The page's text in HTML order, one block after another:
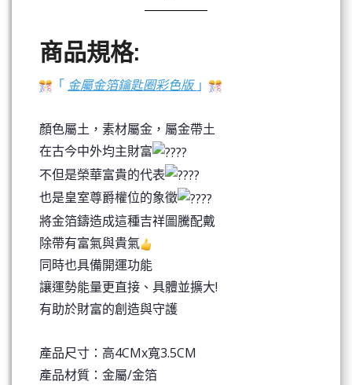
商品規格:
「 金屬金箔鑰匙圈彩色版 」
顏色屬土，素材屬金，屬金帶土
在古今中外均主財富
不但是榮華富貴的代表
也是皇室尊爵權位的象徵
將金箔鑄造成這種吉祥圖騰配戴
除帶有富氣與貴氣
同時也具備開運功能
讓運勢能量更直接、具體並擴大!
有助於財富的創造與守護
產品尺寸：高4CMx寬3.5CM
產品材質：金屬/金箔